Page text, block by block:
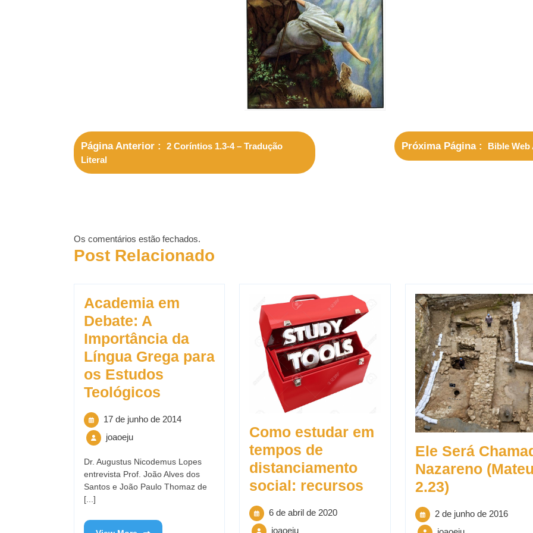
Página Anterior
2 Coríntios 1.3-4 – Tradução
Literal
Próxima Página Bible Web
Os comentários estão fechados.
Post Relacionado
Academia em
Debate: A
Importância da
Língua Grega para
os Estudos
Teológicos
17 de junho de 2014
joaoeju
Dr. Augustus Nicodemus Lopes
entrevista Prof. João Alves dos
Santos e João Paulo Thomaz de
[...]
Como estudar em
tempos de
distanciamento
social: recursos
6 de abril de 2020
joaoeju
Ele Será
Nazareno
2.23)
2 de junho de 2016